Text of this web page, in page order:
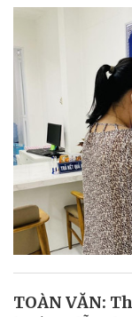
TOÀN VĂN: